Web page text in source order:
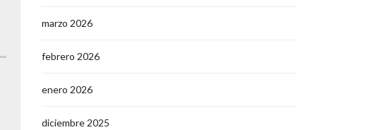
marzo 2026
febrero 2026
enero 2026
diciembre 2025